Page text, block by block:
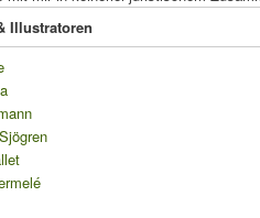
Illustratoren